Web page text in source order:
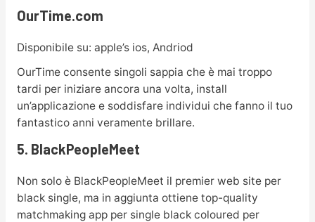
OurTime.com
Disponibile su: apple’s ios, Andriod
OurTime consente singoli sappia che è mai troppo
tardi per iniziare ancora una volta, install
un’applicazione e soddisfare individui che fanno il tuo
fantastico anni veramente brillare.
5. BlackPeopleMeet
Non solo è BlackPeopleMeet il premier web site per
black single, ma in aggiunta ottiene top-quality
matchmaking app per single black coloured per